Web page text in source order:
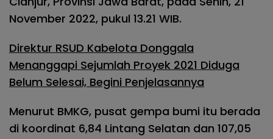
November 2022, pukul 13.21 WIB.
Direktur RSUD Kabelota Donggala
Menanggapi Sejumlah Proyek 2021 Diduga
Belum Selesai, Begini Penjelasannya
Menurut BMKG, pusat gempa bumi itu berada
di koordinat 6,84 Lintang Selatan dan 107,05